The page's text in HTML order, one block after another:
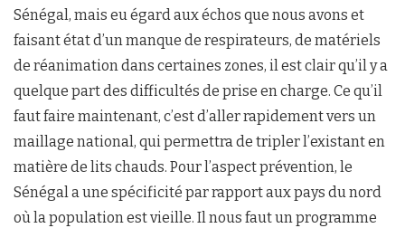
Sénégal, mais eu égard aux échos que nous avons et
faisant état d’un manque de respirateurs, de matériels
de réanimation dans certaines zones, il est clair qu’il y a
quelque part des difficultés de prise en charge. Ce qu’il
faut faire maintenant, c’est d’aller rapidement vers un
maillage national, qui permettra de tripler l’existant en
matière de lits chauds. Pour l’aspect prévention, le
Sénégal a une spécificité par rapport aux pays du nord
où la population est vieille. Il nous faut un programme